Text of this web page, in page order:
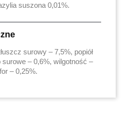
suszona 0,01%.
surowy – 7,5%, popiół
surowe – 0,6%, wilgotność –
– 0,25%.